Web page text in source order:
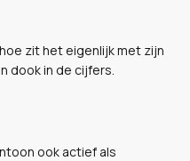
zit het eigenlijk met zijn
dook in de cijfers.
ook actief als